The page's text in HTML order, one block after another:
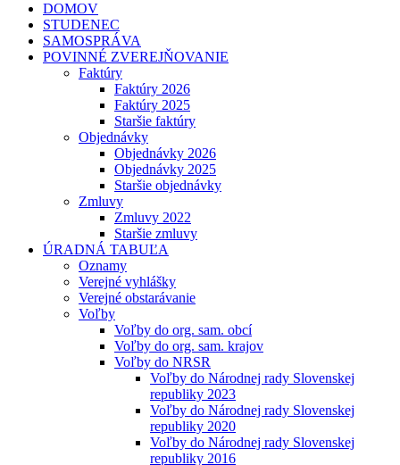
DOMOV
STUDENEC
SAMOSPRÁVA
POVINNÉ ZVEREJŇOVANIE
Faktúry
Faktúry 2026
Faktúry 2025
Staršie faktúry
Objednávky
Objednávky 2026
Objednávky 2025
Staršie objednávky
Zmluvy
Zmluvy 2022
Staršie zmluvy
ÚRADNÁ TABUĽA
Oznamy
Verejné vyhlášky
Verejné obstarávanie
Voľby
Voľby do org. sam. obcí
Voľby do org. sam. krajov
Voľby do NRSR
Voľby do Národnej rady Slovenskej
republiky 2023
Voľby do Národnej rady Slovenskej
republiky 2020
Voľby do Národnej rady Slovenskej
republiky 2016